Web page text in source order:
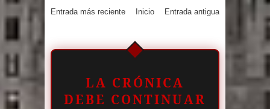
Entrada más reciente Entrada antigua
Inicio
LA CRÓNICA
DEBE CONTINUAR